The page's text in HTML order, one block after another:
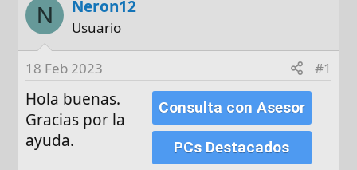
t
o
r
c
e
N Neron12
Usuario
18 Feb 2023 #1
Consulta con Asesor
PCs Destacados
Hola buenas.
Gracias por la
ayuda.